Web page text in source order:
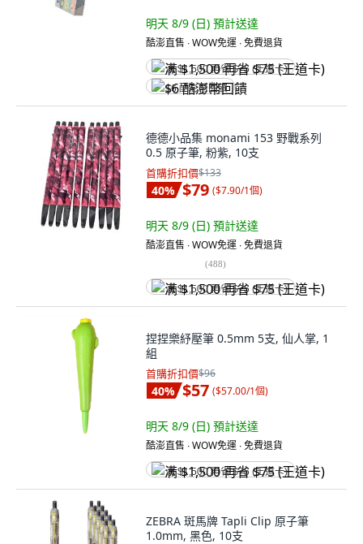
明天 8/9 (日) 預計送達
酷澎直售 ∙ WOW免運 ∙ 免費退貨
满 $1,500 再省 $75 (王道卡)
$6 酷澎幣回饋
德德小品集 monami 153 野戰系列
0.5 原子筆, 粉紫, 10支
首購折扣價$133
40% $79 ($7.90/1個)
明天 8/9 (日) 預計送達
酷澎直售 ∙ WOW免運 ∙ 免費退貨
(488)
满 $1,500 再省 $75 (王道卡)
捏捏樂紓壓筆 0.5mm 5支, 仙人掌, 1
組
首購折扣價$96
40% $57 ($57.00/1個)
明天 8/9 (日) 預計送達
酷澎直售 ∙ WOW免運 ∙ 免費退貨
满 $1,500 再省 $75 (王道卡)
ZEBRA 斑馬牌 Tapli Clip 原子筆
1.0mm, 黑色, 10支